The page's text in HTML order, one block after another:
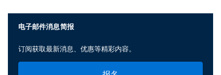
电子邮件消息简报
订阅获取最新消息、优惠等精彩内容。